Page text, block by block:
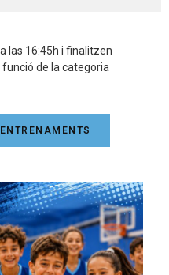
las 16:45h i finalitzen
funció de la categoria